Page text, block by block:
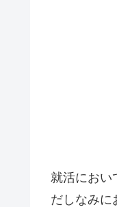
就活におい
だしなみに